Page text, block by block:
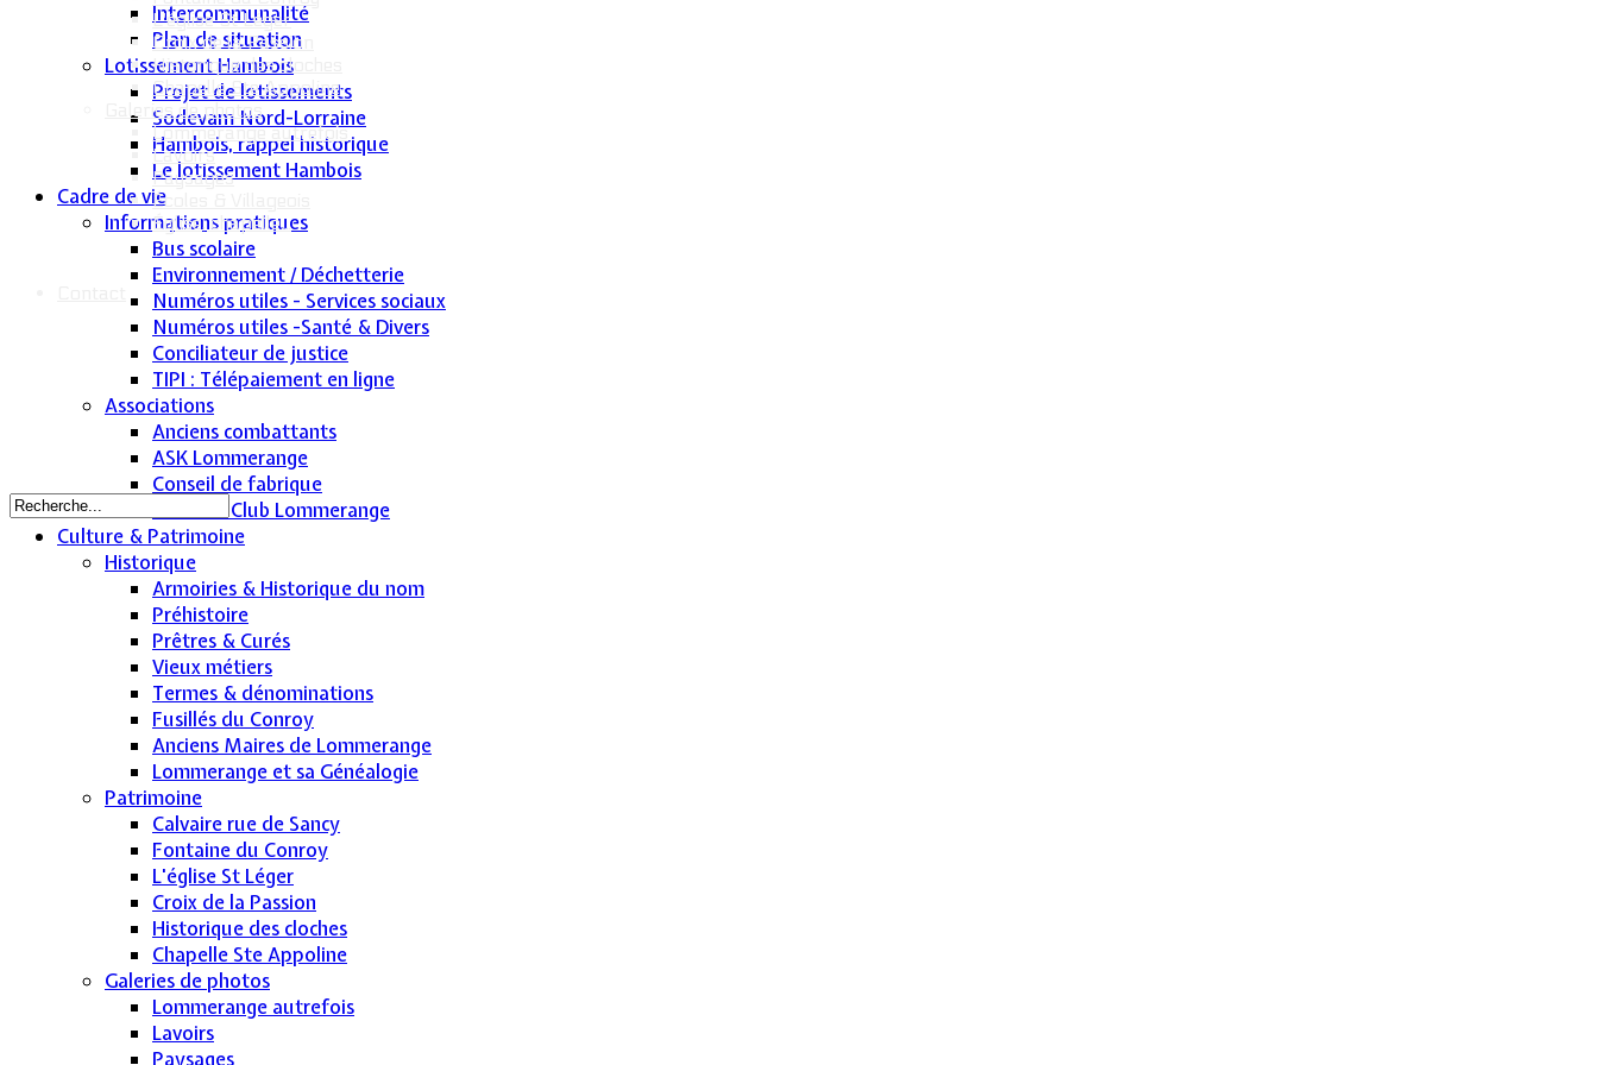
L'église St Léger
Croix de la Passion
Historique des cloches
Chapelle Ste Appoline
Galeries de photos
Lommerange autrefois
Lavoirs
Paysages
Écoles & Villageois
Église, chapelle...
Intercommunalité
Plan de situation
Lotissement Hambois
Projet de lotissements
Sodevam Nord-Lorraine
Hambois, rappel historique
Le lotissement Hambois
Cadre de vie
Informations pratiques
Bus scolaire
Environnement / Déchetterie
Numéros utiles - Services sociaux
Numéros utiles -Santé & Divers
Conciliateur de justice
TIPI : Télépaiement en ligne
Associations
Anciens combattants
ASK Lommerange
Conseil de fabrique
Football Club Lommerange
Culture & Patrimoine
Historique
Armoiries & Historique du nom
Préhistoire
Prêtres & Curés
Vieux métiers
Termes & dénominations
Fusillés du Conroy
Anciens Maires de Lommerange
Lommerange et sa Généalogie
Patrimoine
Calvaire rue de Sancy
Fontaine du Conroy
L'église St Léger
Croix de la Passion
Historique des cloches
Chapelle Ste Appoline
Galeries de photos
Lommerange autrefois
Lavoirs
Paysages